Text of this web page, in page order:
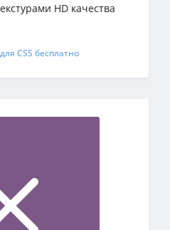
HD качества
CSS бесплатно